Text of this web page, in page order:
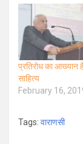
प्रतिरोध का आख्यान
साहित्य
February 16,
Tags: वाराणसी